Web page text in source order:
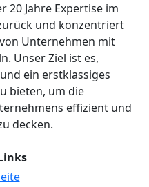
20 Jahre Expertise im
und konzentriert
Unternehmen mit
Unser Ziel ist es,
ein erstklassiges
bieten, um die
effizient und
decken.